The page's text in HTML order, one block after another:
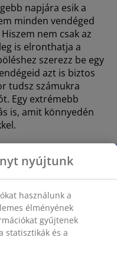
napjára esik a
minden vendéged
nem csak az
is elronthatja a
szerezz be egy
azt is biztos
tudsz számukra
Egy extrémebb
is, amit könnyedén
nyújtunk
használunk a
élményének
gyűjtenek
statisztikák és a